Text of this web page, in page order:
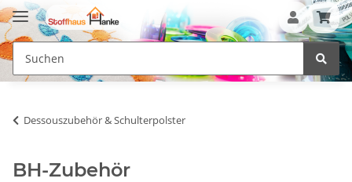
Dessouszubehör & Schulterpolster
BH-Zubehör